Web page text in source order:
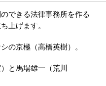
できる法律事務所を作る
上げます。
の京極（高橋英樹）。
と馬場雄一（荒川